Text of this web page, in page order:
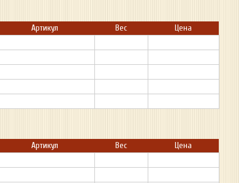
Артикул Вес
Цена
Артикул Вес
Цена